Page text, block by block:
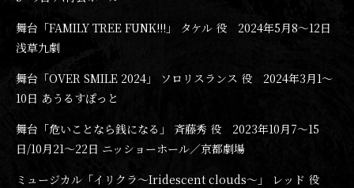
舞台「FAMILY TREE FUNK!!!」 タケル 役 2024年5月8〜12日
浅草九劇
舞台「OVER SMILE 2024」 ソロリスランス 役 2024年3月1〜
10日 あうるすぽっと
舞台「危いことなら銭になる」 斉藤秀 役 2023年10月7〜15
日/10月21〜22日 ニッショーホール／京都劇場
ミュージカル「イリクラ～Iridescent clouds～」 レッド 役